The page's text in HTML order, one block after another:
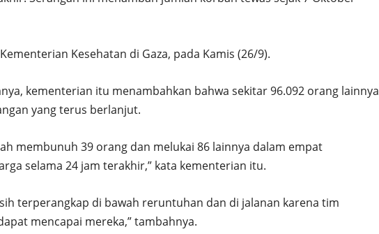
Kesehatan di Gaza, pada Kamis (26/9).
kementerian itu menambahkan bahwa sekitar 96.092 orang lainnya
yang terus berlanjut.
membunuh 39 orang dan melukai 86 lainnya dalam empat
selama 24 jam terakhir,” kata kementerian itu.
terperangkap di bawah reruntuhan dan di jalanan karena tim
mencapai mereka,” tambahnya.